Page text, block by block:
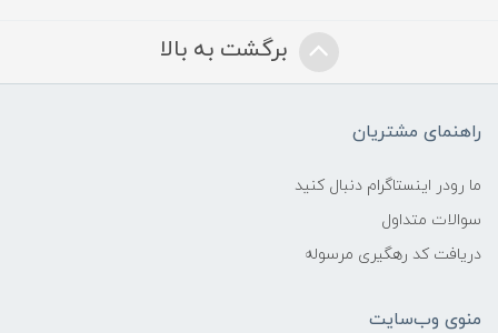
برگشت به بالا
راهنمای مشتریان
ما رودر اینستاگرام دنبال کنید
سوالات متداول
دریافت کد رهگیری مرسوله
منوی وب‌سایت